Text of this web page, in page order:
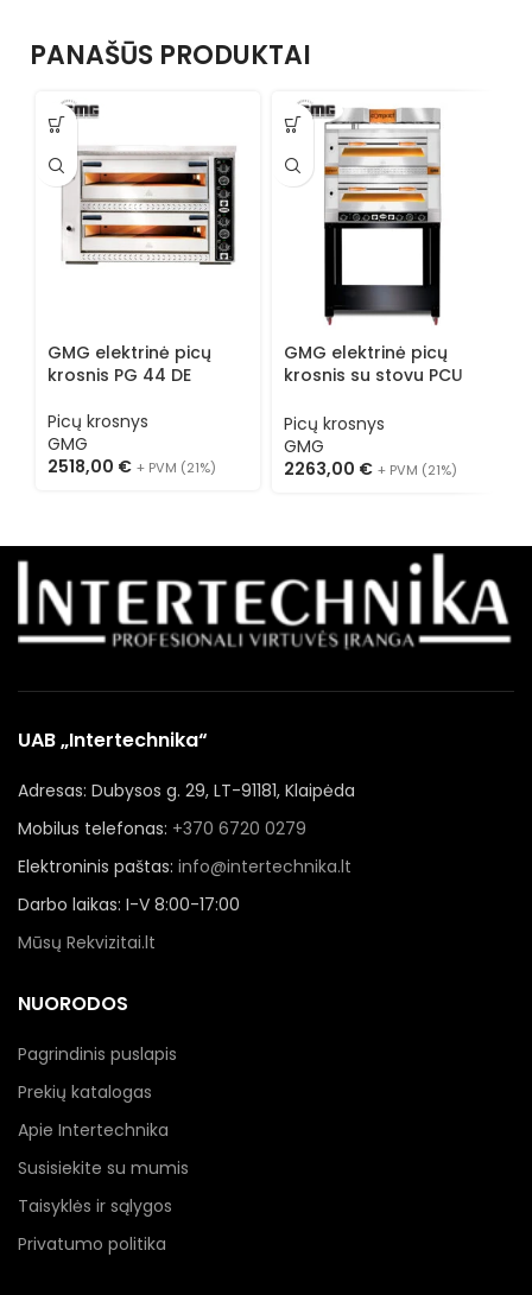
PANAŠŪS PRODUKTAI
GMG elektrinė picų
krosnis PG 44 DE
Picų krosnys
GMG
2518,00 € + PVM (21%)
GMG elektrinė picų
krosnis su stovu PCU
Picų krosnys
GMG
2263,00 € + PVM (21%)
UAB „Intertechnika“
Adresas: Dubysos g. 29, LT-91181, Klaipėda
Mobilus telefonas: +370 6720 0279
Elektroninis paštas: info@intertechnika.lt
Darbo laikas: I-V 8:00-17:00
Mūsų Rekvizitai.lt
NUORODOS
Pagrindinis puslapis
Prekių katalogas
Apie Intertechnika
Susisiekite su mumis
Taisyklės ir sąlygos
Privatumo politika